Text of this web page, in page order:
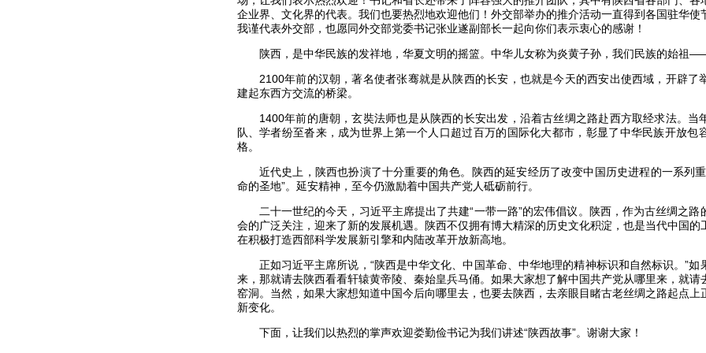
企业界、文化界的代表。我们也要热烈地欢迎他们！外交部举办的推介活动一直得到各国驻华使
我谨代表外交部，也愿同外交部党委书记张业遂副部长一起向你们表示衷心的感谢！
陕西，是中华民族的发祥地，华夏文明的摇篮。中华儿女称为炎黄子孙，我们民族的始祖
2100年前的汉朝，著名使者张骞就是从陕西的长安，也就是今天的西安出使西域，开辟了
建起东西方交流的桥梁。
1400年前的唐朝，玄奘法师也是从陕西的长安出发，沿着古丝绸之路赴西方取经求法。当
队、学者纷至沓来，成为世界上第一个人口超过百万的国际化大都市，彰显了中华民族开放包
格。
近代史上，陕西也扮演了十分重要的角色。陕西的延安经历了改变中国历史进程的一系列
命的圣地”。延安精神，至今仍激励着中国共产党人砥砺前行。
二十一世纪的今天，习近平主席提出了共建“一带一路”的宏伟倡议。陕西，作为古丝绸之路
会的广泛关注，迎来了新的发展机遇。陕西不仅拥有博大精深的历史文化积淀，也是当代中国的
在积极打造西部科学发展新引擎和内陆改革开放新高地。
正如习近平主席所说，“陕西是中华文化、中国革命、中华地理的精神标识和自然标识。”如
来，那就请去陕西看看轩辕黄帝陵、秦始皇兵马俑。如果大家想了解中国共产党从哪里来，就请
窑洞。当然，如果大家想知道中国今后向哪里去，也要去陕西，去亲眼目睹古老丝绸之路起点上
新变化。
下面，让我们以热烈的掌声欢迎娄勤俭书记为我们讲述“陕西故事”。谢谢大家！